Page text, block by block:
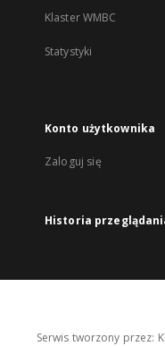
Klaster WMBC
Statystyki
Konto użytkownika
Zaloguj się
Historia
Serwis tworzony przez: